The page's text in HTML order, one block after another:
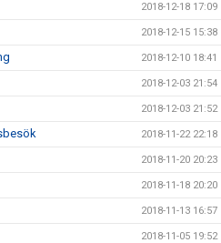
2018-12-18 17:09
2018-12-15 15:38
2018-12-10 18:41
2018-12-03 21:54
2018-12-03 21:52
2018-11-22 22:18
2018-11-20 20:23
2018-11-18 20:20
2018-11-13 16:57
2018-11-05 19:52